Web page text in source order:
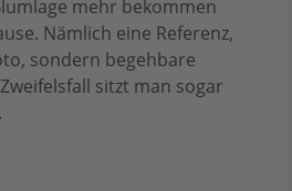
mehr bekommen
Nämlich eine Referenz,
sondern begehbare
sitzt man sogar